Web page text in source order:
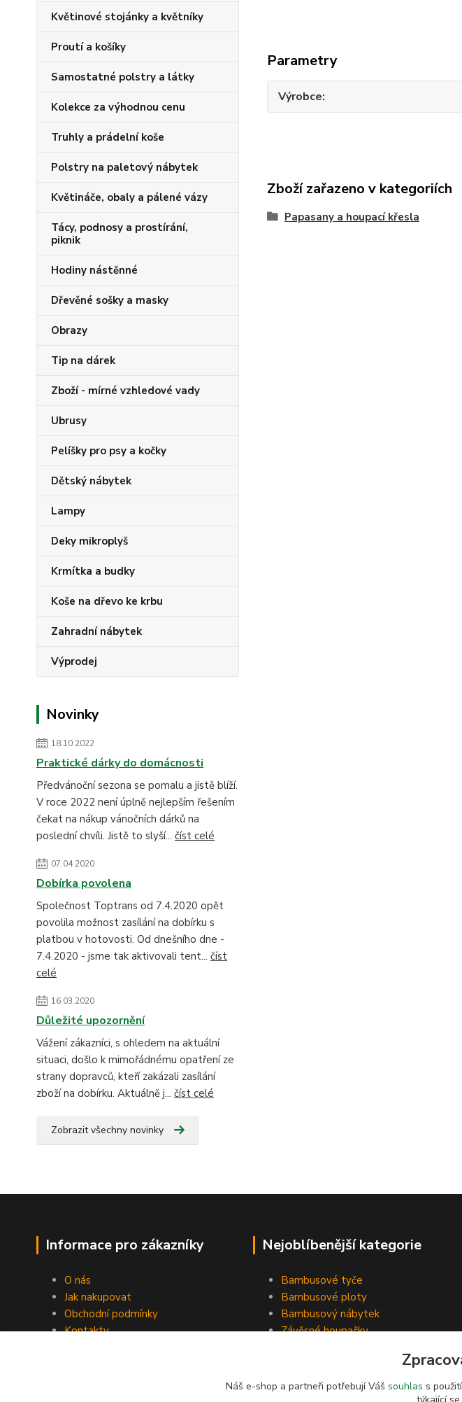
Květinové stojánky a květníky
Proutí a košíky
Samostatné polstry a látky
Kolekce za výhodnou cenu
Truhly a prádelní koše
Polstry na paletový nábytek
Květináče, obaly a pálené vázy
Tácy, podnosy a prostírání,
piknik
Hodiny nástěnné
Dřevěné sošky a masky
Obrazy
Tip na dárek
Zboží - mírné vzhledové vady
Ubrusy
Pelíšky pro psy a kočky
Dětský nábytek
Lampy
Deky mikroplyš
Krmítka a budky
Koše na dřevo ke krbu
Zahradní nábytek
Výprodej
Novinky
18.10.2022
Praktické dárky do domácnosti
Předvánoční sezona se pomalu a jistě blíží.
V roce 2022 není úplně nejlepším řešením
čekat na nákup vánočních dárků na
poslední chvíli. Jistě to slyší... číst celé
07.04.2020
Dobírka povolena
Společnost Toptrans od 7.4.2020 opět
povolila možnost zasílání na dobírku s
platbou v hotovosti. Od dnešního dne -
7.4.2020 - jsme tak aktivovali tent... číst
celé
16.03.2020
Důležité upozornění
Vážení zákazníci, s ohledem na aktuální
situaci, došlo k mimořádnému opatření ze
strany dopravců, kteří zakázali zasílání
zboží na dobírku. Aktuálně j... číst celé
Zobrazit všechny novinky
Parametry
Výrobce
Zboží zařazeno v kategoriích
Papasany a houpací křesla
Informace pro zákazníky
O nás
Jak nakupovat
Obchodní podmínky
Kontakty
Nejoblíbenější kategorie
Bambusové tyče
Bambusové ploty
Bambusový nábytek
Závěsné houpačky
Náš e-shop a partneři potřebují Váš souhlas s